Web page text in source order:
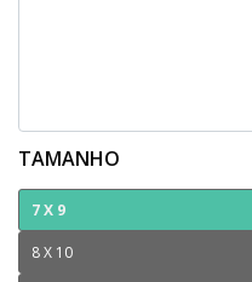
TAMANHO
7 X 9
8 X 10